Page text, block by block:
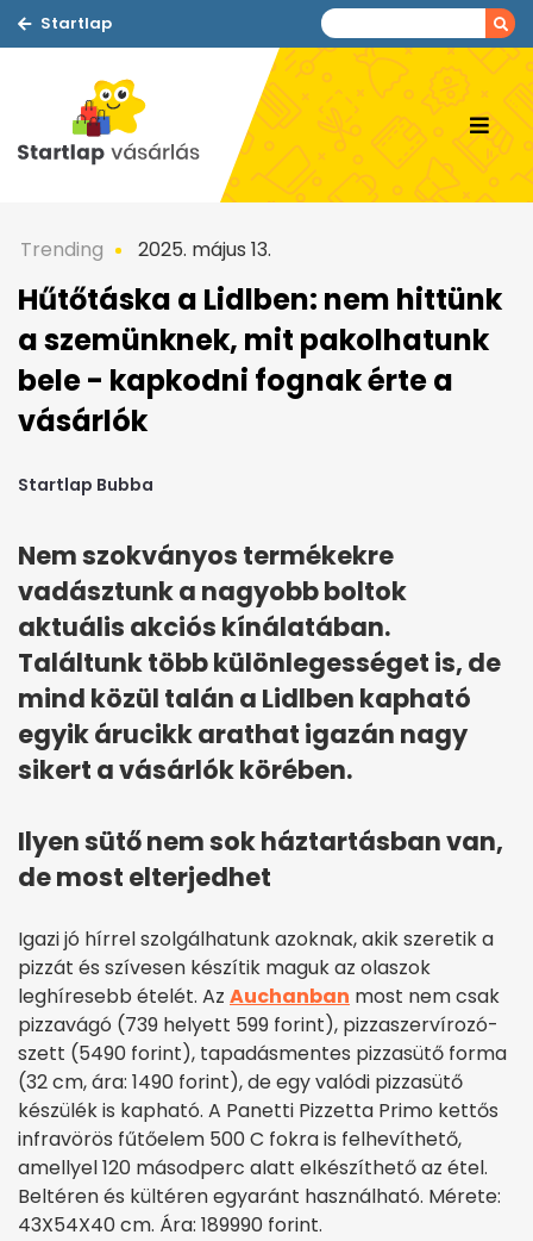
Startlap
Trending 2025. május 13.
Hűtőtáska a Lidlben: nem hittünk
a szemünknek, mit pakolhatunk
bele - kapkodni fognak érte a
vásárlók
Startlap Bubba
Nem szokványos termékekre
vadásztunk a nagyobb boltok
aktuális akciós kínálatában.
Találtunk több különlegességet is, de
mind közül talán a Lidlben kapható
egyik árucikk arathat igazán nagy
sikert a vásárlók körében.
Ilyen sütő nem sok háztartásban van,
de most elterjedhet
Igazi jó hírrel szolgálhatunk azoknak, akik szeretik a
pizzát és szívesen készítik maguk az olaszok
leghíresebb ételét. Az Auchanban most nem csak
pizzavágó (739 helyett 599 forint), pizzaszervírozó-
szett (5490 forint), tapadásmentes pizzasütő forma
(32 cm, ára: 1490 forint), de egy valódi pizzasütő
készülék is kapható. A Panetti Pizzetta Primo kettős
infravörös fűtőelem 500 C fokra is felhevíthető,
amellyel 120 másodperc alatt elkészíthető az étel.
Beltéren és kültéren egyaránt használható. Mérete:
43X54X40 cm. Ára: 189990 forint.